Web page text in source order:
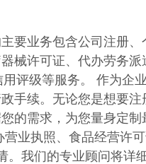
要业务包含公司注册
械许可证、代办劳务
评级等服务。 作为企
手续。无论您是想要
的需求，为您量身定
业执照、食品经营许
我们的专业顾问将详